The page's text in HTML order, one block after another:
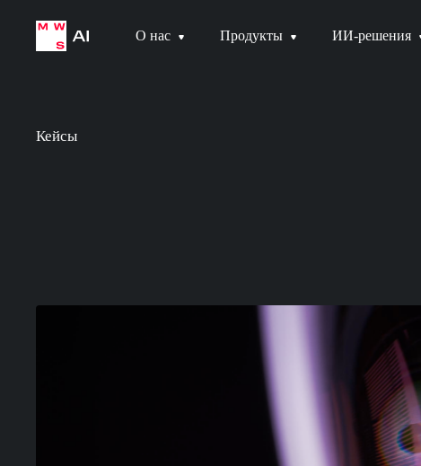
О нас Продукты ИИ-решения
Кейсы